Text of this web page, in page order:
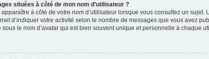
situées à côté de mon nom d’utilisateur ?
à côté de votre nom d’utilisateur lorsque vous consultez un
d’indiquer votre activité selon le nombre de messages que vous avez
le nom d’avatar qui est bien souvent unique et personnelle à chaque